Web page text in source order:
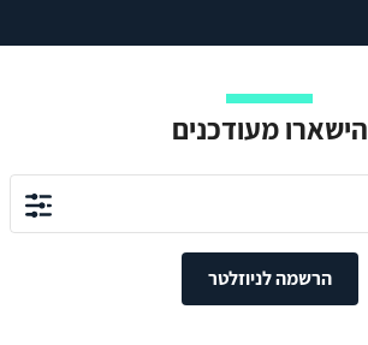
הישארו מעודכנים
הרשמה לניוזלטר